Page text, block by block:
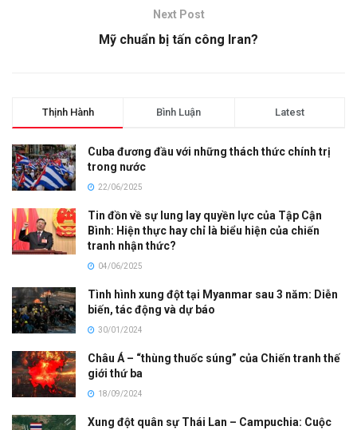
Next Post
Mỹ chuẩn bị tấn công Iran?
Thịnh Hành Bình Luận Latest
Cuba đương đầu với những thách thức chính trị
trong nước
22/06/2025
Tin đồn về sự lung lay quyền lực của Tập Cận
Bình: Hiện thực hay chỉ là biểu hiện của chiến
tranh nhận thức?
04/06/2025
Tình hình xung đột tại Myanmar sau 3 năm: Diễn
biến, tác động và dự báo
30/01/2024
Châu Á – “thùng thuốc súng” của Chiến tranh thế
giới thứ ba
18/09/2024
Xung đột quân sự Thái Lan – Campuchia: Cuộc